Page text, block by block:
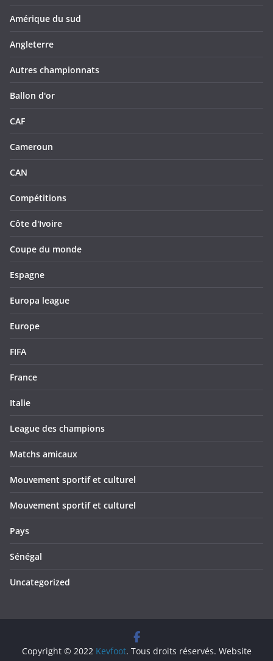
Amérique du sud
Angleterre
Autres championnats
Ballon d'or
CAF
Cameroun
CAN
Compétitions
Côte d'Ivoire
Coupe du monde
Espagne
Europa league
Europe
FIFA
France
Italie
League des champions
Matchs amicaux
Mouvement sportif et culturel
Mouvement sportif et culturel
Pays
Sénégal
Uncategorized
Copyright © 2022 Kevfoot. Tous droits réservés. Website